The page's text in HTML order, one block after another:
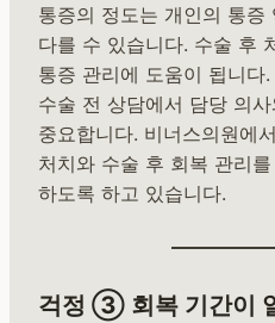
통증의 정도는 개인의 통
다를 수 있습니다. 수술 후
통증 관리에 도움이 됩니다
수술 전 상담에서 담당 의
중요합니다. 비너스의원에
처치와 수술 후 회복 관리
하도록 하고 있습니다.
걱정 ③ 회복 기간이